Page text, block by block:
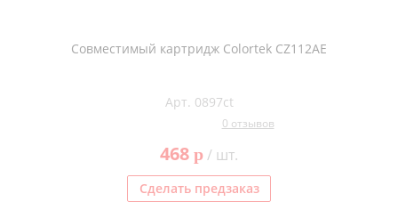
Совместимый картридж Colortek CZ112AE
Арт. 0897ct
0 отзывов
468 p/ шт.
Сделать предзаказ